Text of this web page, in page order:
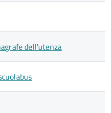
dell'utenza